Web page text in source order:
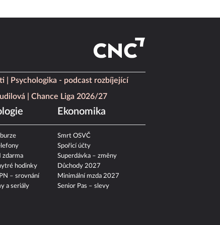
Psychologika - podcast rozbíjející
Chance Liga 2026/27
zdarma
hodinky
– srovnání
a seriály
Ekonomika
Smrt OSVČ
Spořicí účty
Superdávka – změny
Důchody 2027
Minimální mzda 2027
Senior Pas – slevy